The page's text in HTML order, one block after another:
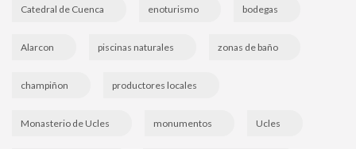
Catedral de Cuenca enoturismo bodegas
Alarcon piscinas naturales zonas de baño
champiñon productores locales
Monasterio de Ucles monumentos Ucles